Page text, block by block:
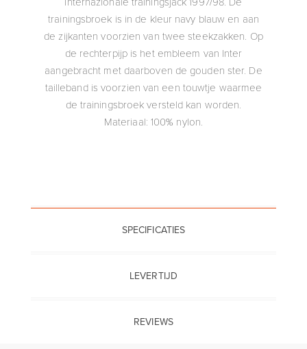
trainingsbroek is in de kleur navy blauw en aan
de zijkanten voorzien van twee steekzakken. Op
de rechterpijp is het embleem van Inter
aangebracht met daarboven de gouden ster. De
tailleband is voorzien van een touwtje waarmee
de trainingsbroek versteld kan worden.
Materiaal: 100% nylon.
SPECIFICATIES
LEVERTIJD
REVIEWS